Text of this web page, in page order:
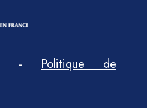
- Politique de